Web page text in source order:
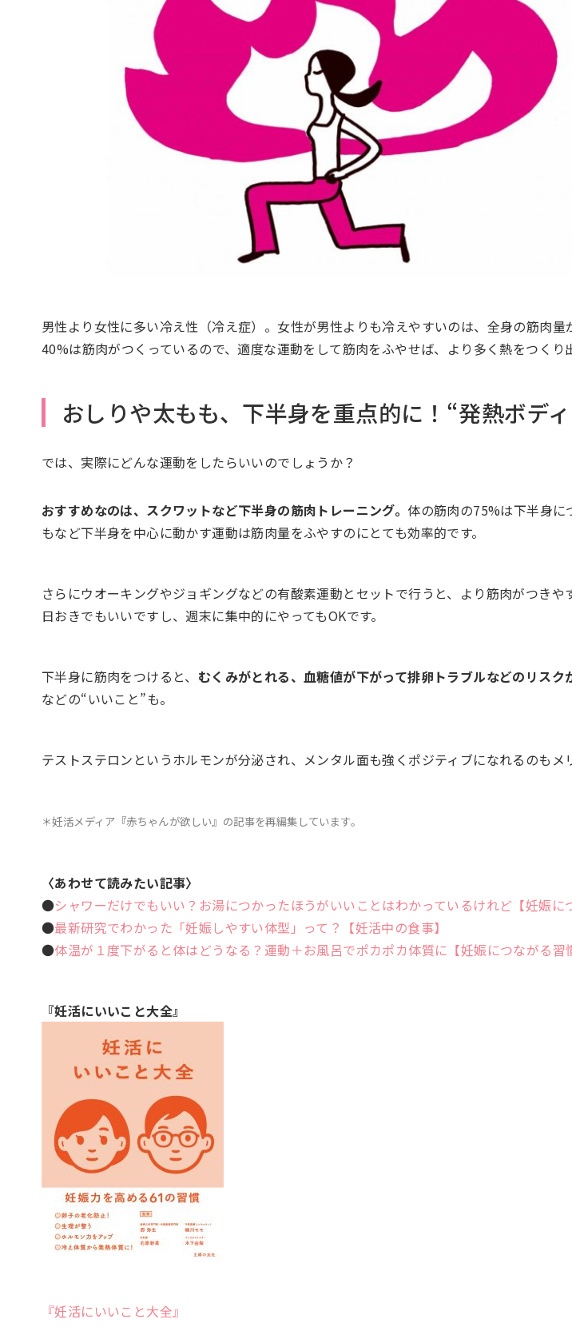
男性より女性に多い冷え性（冷え症）。女性が男性よりも冷えやすいのは、全身の筋肉量
40%は筋肉がつくっているので、適度な運動をして筋肉をふやせば、より多く熱をつくり
おしりや太もも、下半身を重点的に！“発熱ボデ
では、実際にどんな運動をしたらいいのでしょうか？
おすすめなのは、スクワットなど下半身の筋肉トレーニング。 体の筋肉の75%は下半身に
もなど下半身を中心に動かす運動は筋肉量をふやすのにとても効率的です。
さらにウオーキングやジョギングなどの有酸素運動とセットで行うと、より筋肉がつきや
日おきでもいいですし、週末に集中的にやってもOKです。
下半身に筋肉をつけると、 むくみがとれる、 血糖値が下がって排卵トラブルなどのリスク
などの“いいこと”も。
テストステロンというホルモンが分泌され、メンタル面も強くポジティブになれるのもメ
＊妊活メディア『赤ちゃんが欲しい』の記事を再編集しています。
〈あわせて読みたい記事〉
●シャワーだけでもいい？お湯につかったほうがいいことはわかっているけれど【妊娠に
●最新研究でわかった「妊娠しやすい体型」って？【妊活中の食事】
●体温が１度下がると体はどうなる？運動＋お風呂でポカポカ体質に【妊娠につながる習
『妊活にいいこと大全』
『妊活にいいこと大全』